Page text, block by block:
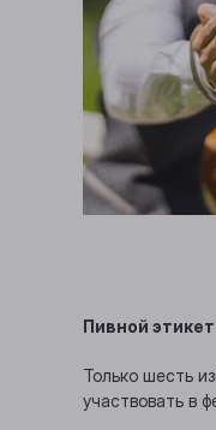
Пивной этикет
Только шесть
участвовать в